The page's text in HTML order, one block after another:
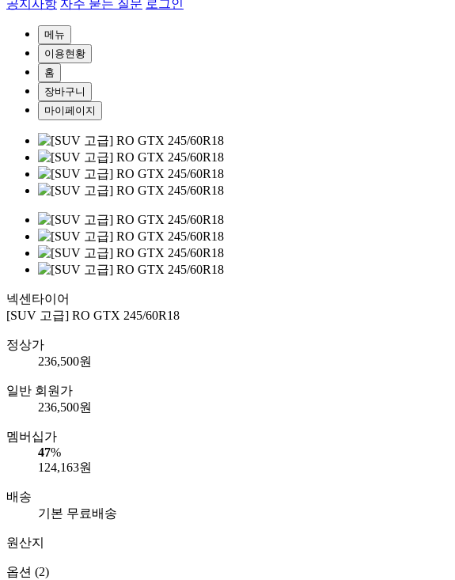
공지사항 자주 묻는 질문 로그인
메뉴
이용현황
홈
장바구니
마이페이지
넥센타이어
[SUV 고급] RO GTX 245/60R18
정상가
236,500원
일반 회원가
236,500원
멤버십가
47%
124,163원
배송
기본 무료배송
원산지
옵션 (2)